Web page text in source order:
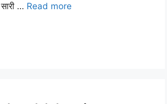
… Read more